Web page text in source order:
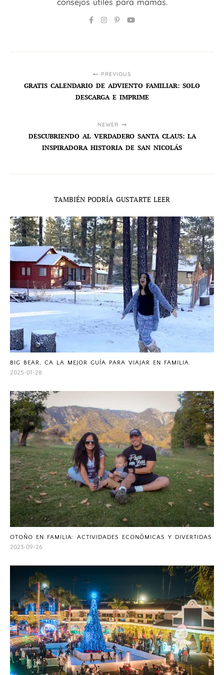
consejos útiles para mamás.
PREVIOUS
GRATIS CALENDARIO DE ADVIENTO FAMILIAR: SOLO
DESCARGA E IMPRIME
NEWER
DESCUBRIENDO AL VERDADERO SANTA CLAUS: LA
INSPIRADORA HISTORIA DE SAN NICOLÁS
TAMBIÉN PODRÍA GUSTARTE LEER
BIG BEAR, CA LA MEJOR GUÍA PARA VIAJAR EN FAMILIA.
2025-01-28
OTOÑO EN FAMILIA: ACTIVIDADES ECONÓMICAS Y DIVERTIDAS
2023-09-26